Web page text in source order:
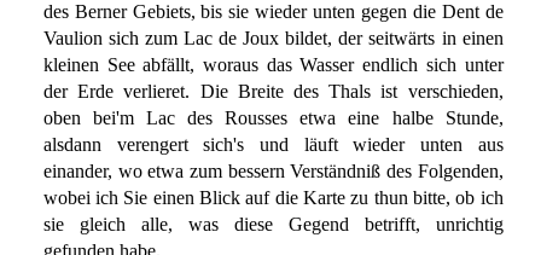
des Berner Gebiets, bis sie wieder unten gegen die Dent de
Vaulion sich zum Lac de Joux bildet, der seitwärts in einen
kleinen See abfällt, woraus das Wasser endlich sich unter
der Erde verlieret. Die Breite des Thals ist verschieden,
oben bei'm Lac des Rousses etwa eine halbe Stunde,
alsdann verengert sich's und läuft wieder unten aus
einander, wo etwa zum bessern Verständniß des Folgenden,
wobei ich Sie einen Blick auf die Karte zu thun bitte, ob ich
sie gleich alle, was diese Gegend betrifft, unrichtig
gefunden habe.